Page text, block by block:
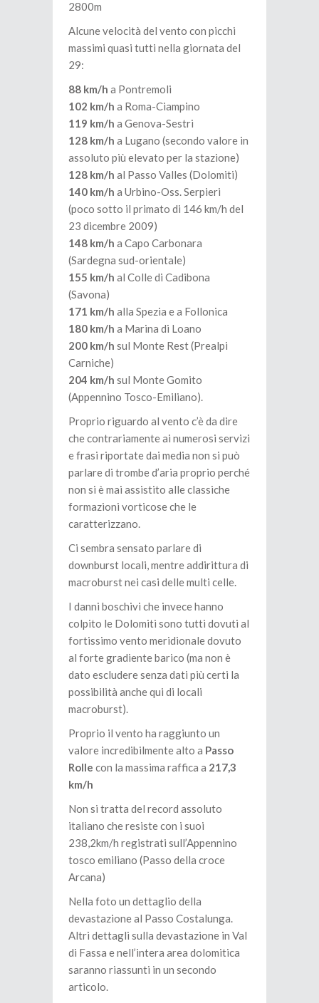
2800m
Alcune velocità del vento con picchi
massimi quasi tutti nella giornata del
29:
88 km/h a Pontremoli
102 km/h a Roma-Ciampino
119 km/h a Genova-Sestri
128 km/h a Lugano (secondo valore in
assoluto più elevato per la stazione)
128 km/h al Passo Valles (Dolomiti)
140 km/h a Urbino-Oss. Serpieri
(poco sotto il primato di 146 km/h del
23 dicembre 2009)
148 km/h a Capo Carbonara
(Sardegna sud-orientale)
155 km/h al Colle di Cadibona
(Savona)
171 km/h alla Spezia e a Follonica
180 km/h a Marina di Loano
200 km/h sul Monte Rest (Prealpi
Carniche)
204 km/h sul Monte Gomito
(Appennino Tosco-Emiliano).
Proprio riguardo al vento c’è da dire
che contrariamente ai numerosi servizi
e frasi riportate dai media non si può
parlare di trombe d’aria proprio perché
non si è mai assistito alle classiche
formazioni vorticose che le
caratterizzano.
Ci sembra sensato parlare di
downburst locali, mentre addirittura di
macroburst nei casi delle multi celle.
I danni boschivi che invece hanno
colpito le Dolomiti sono tutti dovuti al
fortissimo vento meridionale dovuto
al forte gradiente barico (ma non è
dato escludere senza dati più certi la
possibilità anche qui di locali
macroburst).
Proprio il vento ha raggiunto un
valore incredibilmente alto a Passo
Rolle con la massima raffica a 217,3
km/h
Non si tratta del record assoluto
italiano che resiste con i suoi
238,2km/h registrati sull’Appennino
tosco emiliano (Passo della croce
Arcana)
Nella foto un dettaglio della
devastazione al Passo Costalunga.
Altri dettagli sulla devastazione in Val
di Fassa e nell’intera area dolomitica
saranno riassunti in un secondo
articolo.